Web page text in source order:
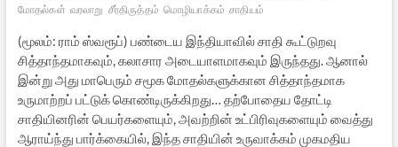
மோதல்கள் வரலாறு சீர்திருத்தம் மொழியாக்கம் சாதியம்
(மூலம்: ராம் ஸ்வரூப்) பண்டைய இந்தியாவில் சாதி கூட்டுறவு
சித்தாந்தமாகவும், கலாசார அடையாளமாகவும் இருந்தது. ஆனால்
இன்று அது மாபெரும் சமூக மோதல்களுக்கான சித்தாந்தமாக
உருமாற்றப் பட்டுக் கொண்டிருக்கிறது… தற்போதைய தோட்டி
சாதியினரின் பெயர்களையும், அவற்றின் உட்பிரிவுகளையும் வைத்து
ஆராய்ந்து பார்க்கையில், இந்த சாதியின் உருவாக்கம் முகமதிய